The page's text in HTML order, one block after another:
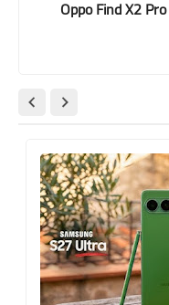
أوبو تطلق نسخة 5G من هاتف Oppo Find X2 Pro